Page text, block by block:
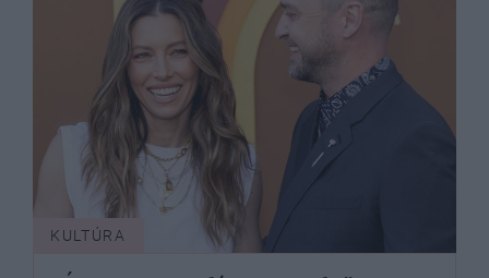
KULTÚRA